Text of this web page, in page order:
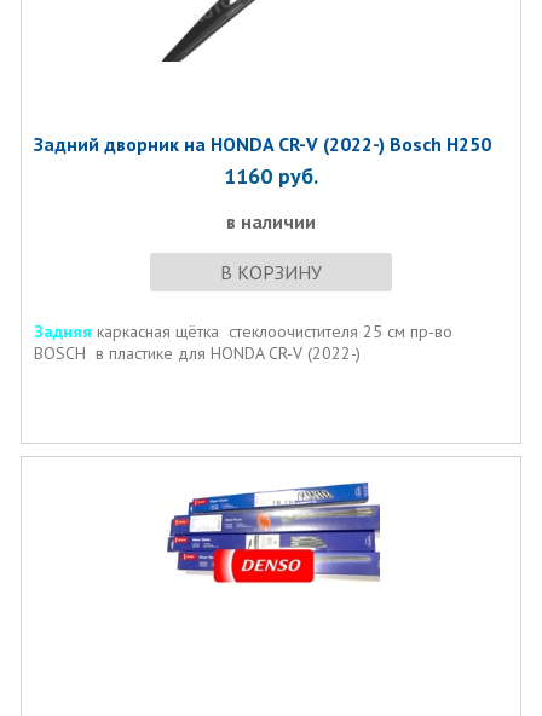
Задний дворник на HONDA CR-V (2022-) Bosch H250
1160 руб.
в наличии
В КОРЗИНУ
Задняя каркасная щётка стеклоочистителя 25 см пр-во
BOSCH в пластике для HONDA CR-V (2022-)